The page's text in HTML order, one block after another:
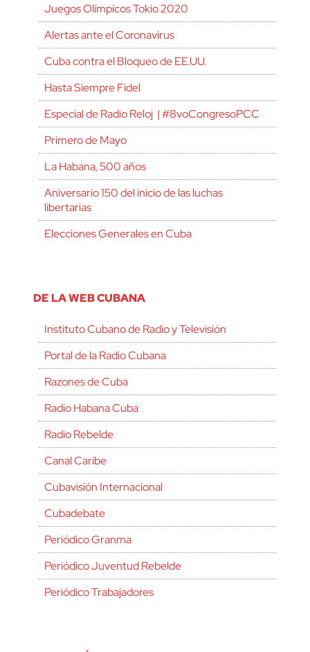
Juegos Olímpicos Tokio 2020
Alertas ante el Coronavirus
Cuba contra el Bloqueo de EE.UU.
Hasta Siempre Fidel
Especial de Radio Reloj | #8voCongresoPCC
Primero de Mayo
La Habana, 500 años
Aniversario 150 del inicio de las luchas
libertarias
Elecciones Generales en Cuba
DE LA WEB CUBANA
Instituto Cubano de Radio y Televisión
Portal de la Radio Cubana
Razones de Cuba
Radio Habana Cuba
Radio Rebelde
Canal Caribe
Cubavisión Internacional
Cubadebate
Periódico Granma
Periódico Juventud Rebelde
Periódico Trabajadores